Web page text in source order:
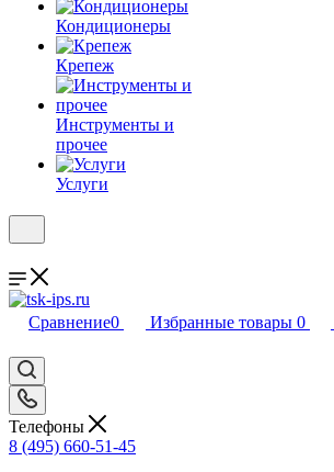
Кондиционеры
Крепеж
Инструменты и
прочее
Услуги
Сравнение0 Избранные товары 0
Телефоны
8 (495) 660-51-45